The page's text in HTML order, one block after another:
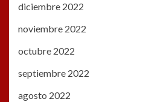
diciembre 2022
noviembre 2022
octubre 2022
septiembre 2022
agosto 2022